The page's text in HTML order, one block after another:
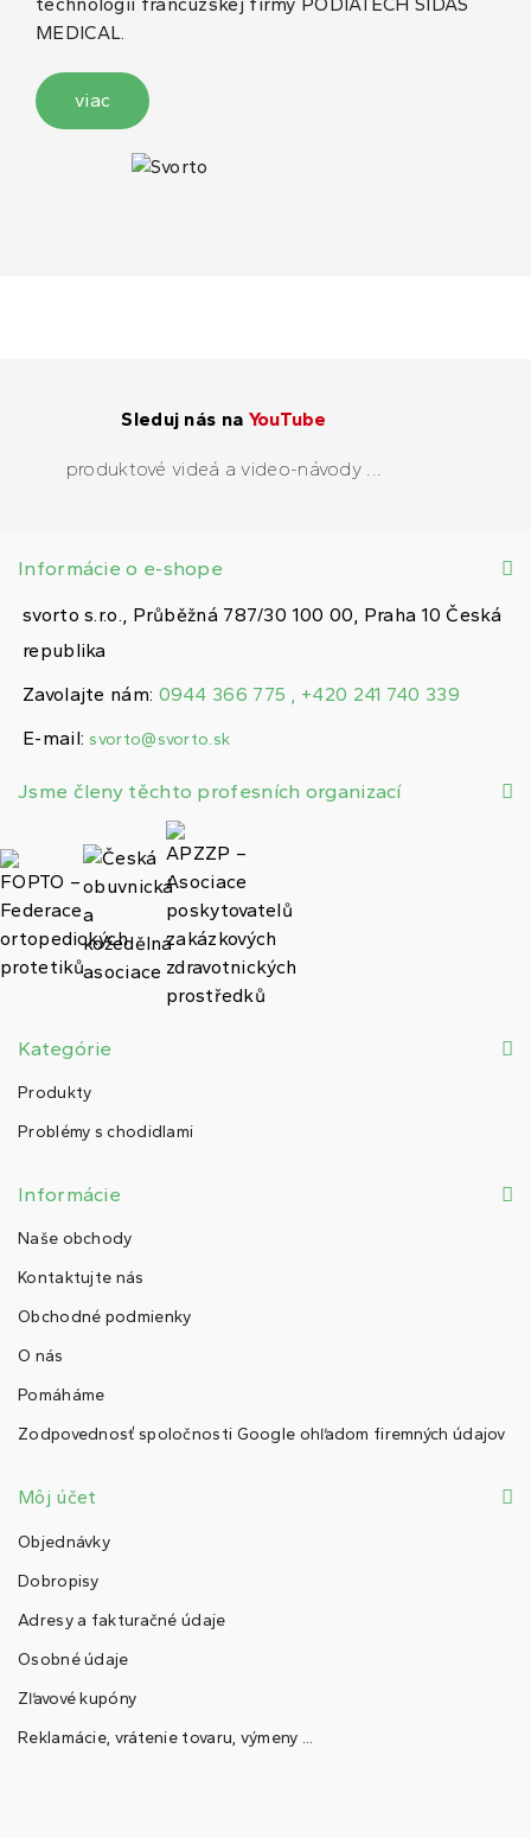
technológií francúzskej firmy PODIATECH SIDAS
MEDICAL.
viac
Sleduj nás na YouTube
produktové videá a video-návody ...
Informácie o e-shope
svorto s.r.o., Průběžná 787/30 100 00, Praha 10 Česká
republika
Zavolajte nám: 0944 366 775 , +420 241 740 339
E-mail: svorto@svorto.sk
Jsme členy těchto profesních organizací
Kategórie
Produkty
Problémy s chodidlami
Informácie
Naše obchody
Kontaktujte nás
Obchodné podmienky
O nás
Pomáháme
Zodpovednosť spoločnosti Google ohľadom firemných údajov
Môj účet
Objednávky
Dobropisy
Adresy a fakturačné údaje
Osobné údaje
Zľavové kupóny
Reklamácie, vrátenie tovaru, výmeny ...